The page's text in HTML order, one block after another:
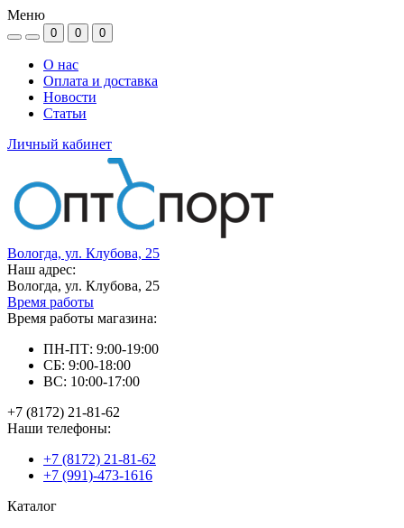
Меню
0 0 0
О нас
Оплата и доставка
Новости
Статьи
Личный кабинет
Вологда, ул. Клубова, 25
Наш адрес:
Вологда, ул. Клубова, 25
Время работы
Время работы магазина:
ПН-ПТ: 9:00-19:00
СБ: 9:00-18:00
ВС: 10:00-17:00
+7 (8172) 21-81-62
Наши телефоны:
+7 (8172) 21-81-62
+7 (991)-473-1616
Каталог